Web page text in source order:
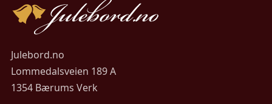
Julebord.no
Lommedalsveien 189 A
1354 Bærums Verk